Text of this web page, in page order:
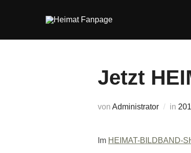
Jetzt
von Administrator in
Im HEIMAT-BILDBAND-